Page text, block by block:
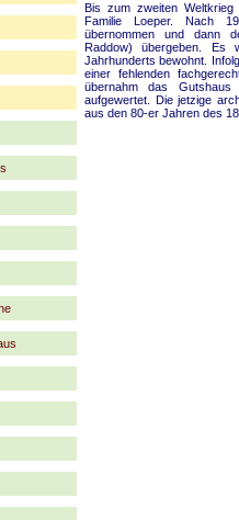
Bis zum zweiten
Familie Loeper. Nach
übernommen und dann
Raddow) übergeben.
Jahrhunderts bewohnt.
einer fehlenden
übernahm das
aufgewertet. Die jetzige
aus den 80-er Jahren des